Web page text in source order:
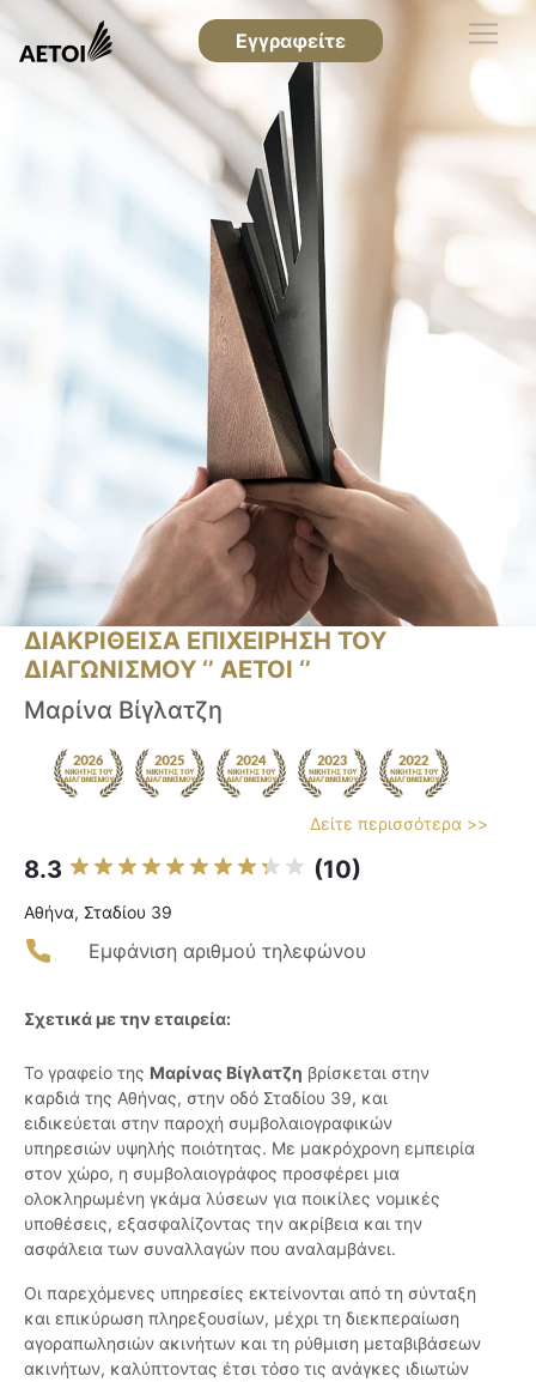
Εγγραφείτε
ΔΙΑΚΡΙΘΕΙΣΑ ΕΠΙΧΕΙΡΗΣΗ ΤΟΥ
ΔΙΑΓΩΝΙΣΜΟΥ ‘’ ΑΕΤΟΙ ‘’
Μαρίνα Βίγλατζη
Δείτε περισσότερα >>
8.3 (10)
Αθήνα, Σταδίου 39
Εμφάνιση αριθμού τηλεφώνου
Σχετικά με την εταιρεία:
Το γραφείο της Μαρίνας Βίγλατζη βρίσκεται στην
καρδιά της Αθήνας, στην οδό Σταδίου 39, και
ειδικεύεται στην παροχή συμβολαιογραφικών
υπηρεσιών υψηλής ποιότητας. Με μακρόχρονη εμπειρία
στον χώρο, η συμβολαιογράφος προσφέρει μια
ολοκληρωμένη γκάμα λύσεων για ποικίλες νομικές
υποθέσεις, εξασφαλίζοντας την ακρίβεια και την
ασφάλεια των συναλλαγών που αναλαμβάνει.
Οι παρεχόμενες υπηρεσίες εκτείνονται από τη σύνταξη
και επικύρωση πληρεξουσίων, μέχρι τη διεκπεραίωση
αγοραπωλησιών ακινήτων και τη ρύθμιση μεταβιβάσεων
ακινήτων, καλύπτοντας έτσι τόσο τις ανάγκες ιδιωτών